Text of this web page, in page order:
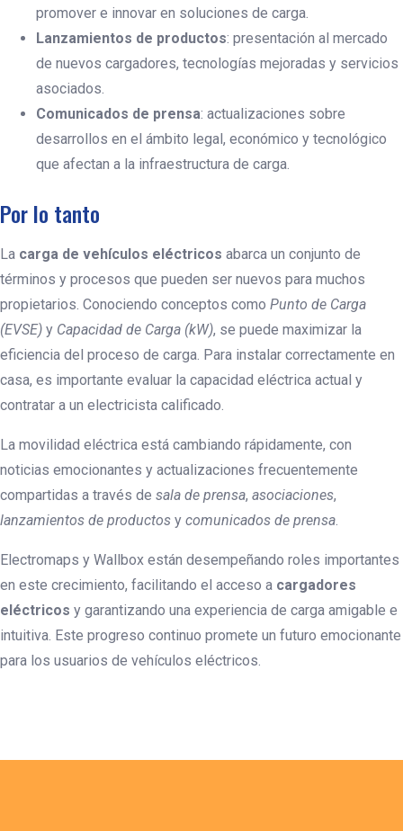
promover e innovar en soluciones de carga.
Lanzamientos de productos: presentación al mercado
de nuevos cargadores, tecnologías mejoradas y servicios
asociados.
Comunicados de prensa: actualizaciones sobre
desarrollos en el ámbito legal, económico y tecnológico
que afectan a la infraestructura de carga.
Por lo tanto
La carga de vehículos eléctricos abarca un conjunto de
términos y procesos que pueden ser nuevos para muchos
propietarios. Conociendo conceptos como Punto de Carga
(EVSE) y Capacidad de Carga (kW), se puede maximizar la
eficiencia del proceso de carga. Para instalar correctamente en
casa, es importante evaluar la capacidad eléctrica actual y
contratar a un electricista calificado.
La movilidad eléctrica está cambiando rápidamente, con
noticias emocionantes y actualizaciones frecuentemente
compartidas a través de sala de prensa, asociaciones,
lanzamientos de productos y comunicados de prensa.
Electromaps y Wallbox están desempeñando roles importantes
en este crecimiento, facilitando el acceso a cargadores
eléctricos y garantizando una experiencia de carga amigable e
intuitiva. Este progreso continuo promete un futuro emocionante
para los usuarios de vehículos eléctricos.